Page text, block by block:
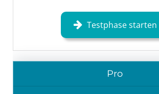
Testphase starten
Pro